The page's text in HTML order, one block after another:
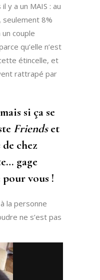
y a un MAIS : au
8%
couple
qu’elle n’est
étincelle, et
rattrapé par
si ça se
Friendset
chez
gage
vous !
la personne
ne s’est pas